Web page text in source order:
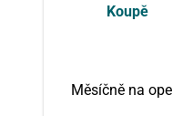
Koupě
Měsíčně na